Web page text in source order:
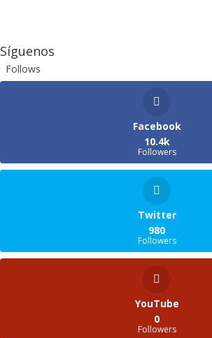
Síguenos
Follows
Facebook
10.4k
Followers
Twitter
980
Followers
YouTube
0
Followers